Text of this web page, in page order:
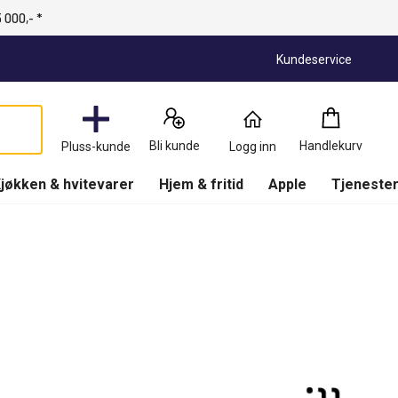
000,- *
Kundeservice
Pluss-kunde Bli kunde Logg inn Handlekurv
Handlekurv
0
Produkter
& hvitevarer Hjem & fritid Apple